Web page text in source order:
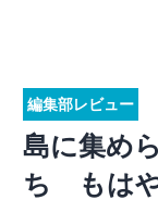
編集部レビュー
島に集め
ち もは